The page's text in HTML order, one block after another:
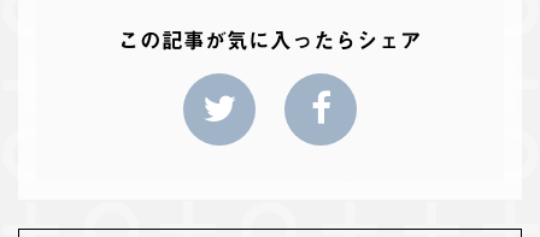
この記事が気に入ったらシェア